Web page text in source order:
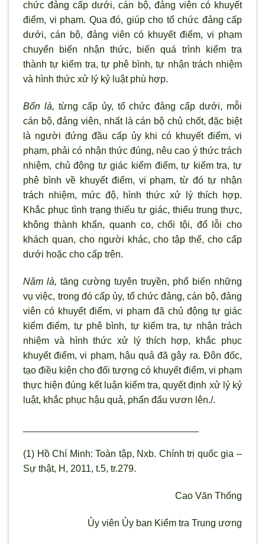
chức đảng cấp dưới, cán bộ, đảng viên có khuyết
điểm, vi phạm. Qua đó, giúp cho tổ chức đảng cấp
dưới, cán bộ, đảng viên có khuyết điểm, vi phạm
chuyển biến nhận thức, biến quá trình kiểm tra
thành tự kiểm tra, tự phê bình, tự nhận trách nhiệm
và hình thức xử lý kỷ luật phù hợp.
Bốn là, từng cấp ủy, tổ chức đảng cấp dưới, mỗi
cán bộ, đảng viên, nhất là cán bộ chủ chốt, đặc biệt
là người đứng đầu cấp ủy khi có khuyết điểm, vi
phạm, phải có nhận thức đúng, nêu cao ý thức trách
nhiệm, chủ động tự giác kiểm điểm, tự kiểm tra, tự
phê bình về khuyết điểm, vi phạm, từ đó tự nhận
trách nhiệm, mức độ, hình thức xử lý thích hợp.
Khắc phục tình trạng thiếu tự giác, thiếu trung thực,
không thành khẩn, quanh co, chối tội, đổ lỗi cho
khách quan, cho người khác, cho tập thể, cho cấp
dưới hoặc cho cấp trên.
Năm là, tăng cường tuyên truyền, phổ biến những
vụ việc, trong đó cấp ủy, tổ chức đảng, cán bộ, đảng
viên có khuyết điểm, vi phạm đã chủ động tự giác
kiểm điểm, tự phê bình, tự kiểm tra, tự nhận trách
nhiệm và hình thức xử lý thích hợp, khắc phục
khuyết điểm, vi phạm, hậu quả đã gây ra. Đôn đốc,
tạo điều kiện cho đối tượng có khuyết điểm, vi phạm
thực hiện đúng kết luận kiểm tra, quyết định xử lý kỷ
luật, khắc phục hậu quả, phấn đấu vươn lên./.
(1) Hồ Chí Minh: Toàn tập, Nxb. Chính trị quốc gia –
Sự thật, H, 2011, t.5, tr.279.
Cao Văn Thống
Ủy viên Ủy ban Kiểm tra Trung ương